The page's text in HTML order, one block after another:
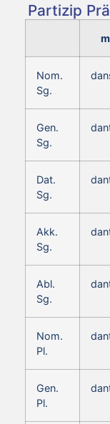
Partizip
Nom.
Sg.
Gen.
Sg.
Dat.
Sg.
Akk.
Sg.
Abl.
Sg.
Nom.
Pl.
Gen.
Pl.